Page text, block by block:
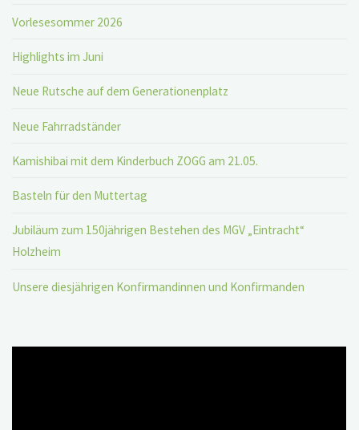
Vorlesesommer 2026
Highlights im Juni
Neue Rutsche auf dem Generationenplatz
Neue Fahrradständer
Kamishibai mit dem Kinderbuch ZOGG am 21.05.
Basteln für den Muttertag
Jubiläum zum 150jährigen Bestehen des MGV „Eintracht“
Holzheim
Unsere diesjährigen Konfirmandinnen und Konfirmanden